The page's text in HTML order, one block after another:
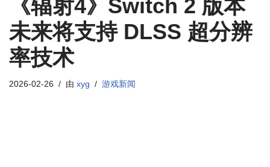
《辐射4》Switch 2 版本
未来将支持 DLSS 超分辨
率技术
2026-02-26 由 xyg 游戏新闻